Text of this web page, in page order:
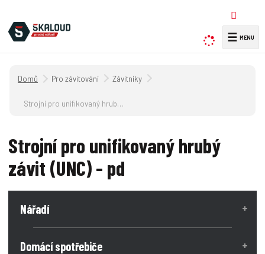
y
t
☰
Úvodní strana
Pro závitování Závitníky
Strojní pro unifikovaný hrubý závit (UNC) - pd
Strojní pro unifikovaný hrubý
závit (UNC) - pd
Nářadí
Domácí spotřebiče